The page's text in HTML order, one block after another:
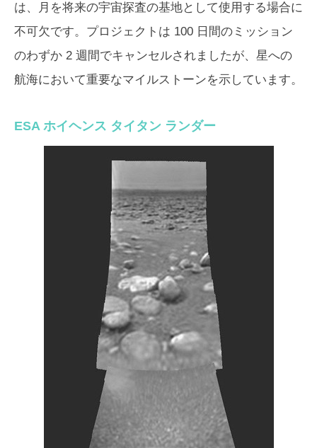
は、月を将来の宇宙探査の基地として使用する場合に
不可欠です。プロジェクトは 100 日間のミッション
のわずか 2 週間でキャンセルされましたが、星への
航海において重要なマイルストーンを示しています。
ESA ホイヘンス タイタン ランダー